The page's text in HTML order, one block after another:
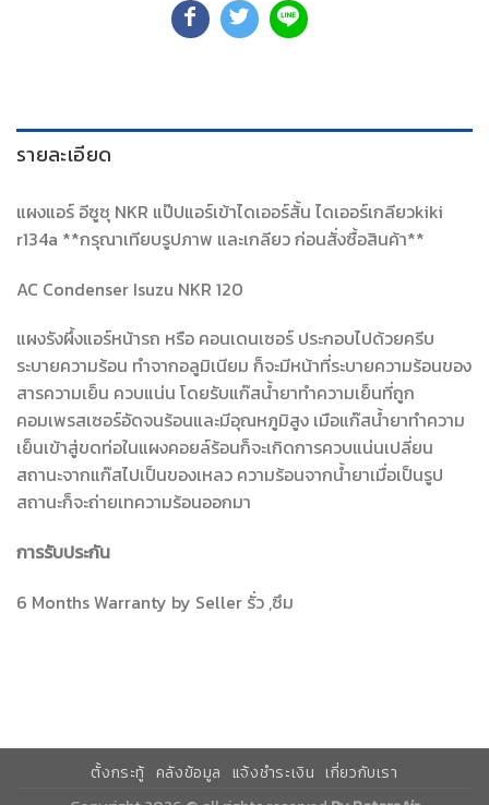
รายละเอียด
แผงแอร์ อีซูซุ NKR แป๊ปแอร์เข้าไดเออร์สั้น ไดเออร์เกลียวkiki
r134a **กรุณาเทียบรูปภาพ และเกลียว ก่อนสั่งซื้อสินค้า**
AC Condenser Isuzu NKR 120
แผงรังผึ้งแอร์หน้ารถ หรือ คอนเดนเซอร์ ประกอบไปด้วยครีบ
ระบายความร้อน ทำจากอลูมิเนียม ก็จะมีหน้าที่ระบายความร้อนของ
สารความเย็น ควบแน่น โดยรับแก๊สน้ำยาทำความเย็นที่ถูก
คอมเพรสเซอร์อัดจนร้อนและมีอุณหภูมิสูง เมือแก๊สน้ำยาทำความ
เย็นเข้าสู่ขดท่อในแผงคอยล์ร้อนก็จะเกิดการควบแน่นเปลี่ยน
สถานะจากแก๊สไปเป็นของเหลว ความร้อนจากน้ำยาเมื่อเป็นรูป
สถานะก็จะถ่ายเทความร้อนออกมา
การรับประกัน
6 Months Warranty by Seller รั่ว ,ซึม
ตั้งกระทู้ คลังข้อมูล แจ้งชำระเงิน เกี่ยวกับเรา